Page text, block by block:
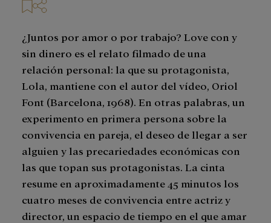
¿Juntos por amor o por trabajo? Love con y
sin dinero es el relato filmado de una
relación personal: la que su protagonista,
Lola, mantiene con el autor del vídeo, Oriol
Font (Barcelona, 1968). En otras palabras, un
experimento en primera persona sobre la
convivencia en pareja, el deseo de llegar a ser
alguien y las precariedades económicas con
las que topan sus protagonistas. La cinta
resume en aproximadamente 45 minutos los
cuatro meses de convivencia entre actriz y
director, un espacio de tiempo en el que amar